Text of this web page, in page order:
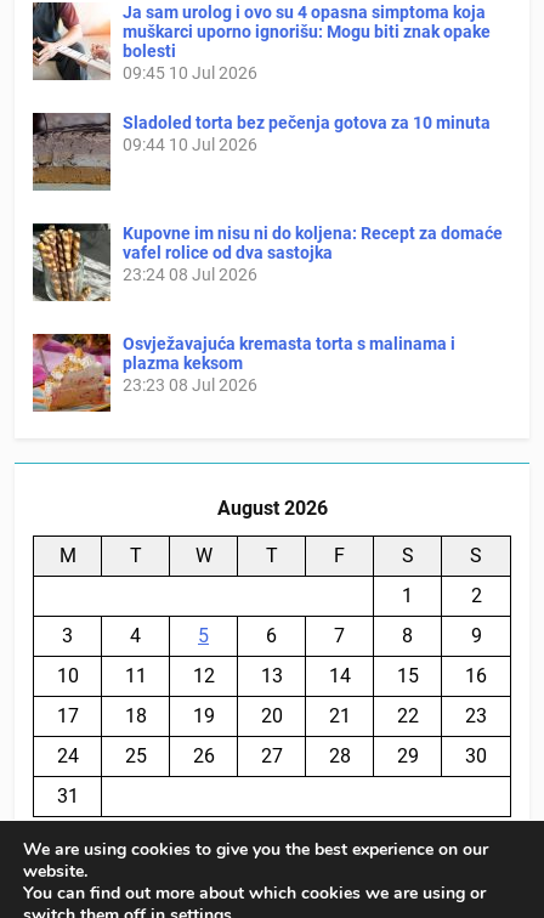
Ja sam urolog i ovo su 4 opasna simptoma koja
muškarci uporno ignorišu: Mogu biti znak opake
bolesti
09:45 10 Jul 2026
Sladoled torta bez pečenja gotova za 10 minuta
09:44 10 Jul 2026
Kupovne im nisu ni do koljena: Recept za domaće
vafel rolice od dva sastojka
23:2408 Jul 2026
Osvježavajuća kremasta torta s malinama i
plazma keksom
23:23 08 Jul 2026
August 2026
M T W T F S
S
1
2
3
4 5 6 7 8
9
10
11 12 13 14 15
16
17
18 19 20 21 22
23
24
25 26 27 28 29
30
31
« Jul
We are using cookies to give you the best experience on our
website.
You can find out more about which cookies we are using or